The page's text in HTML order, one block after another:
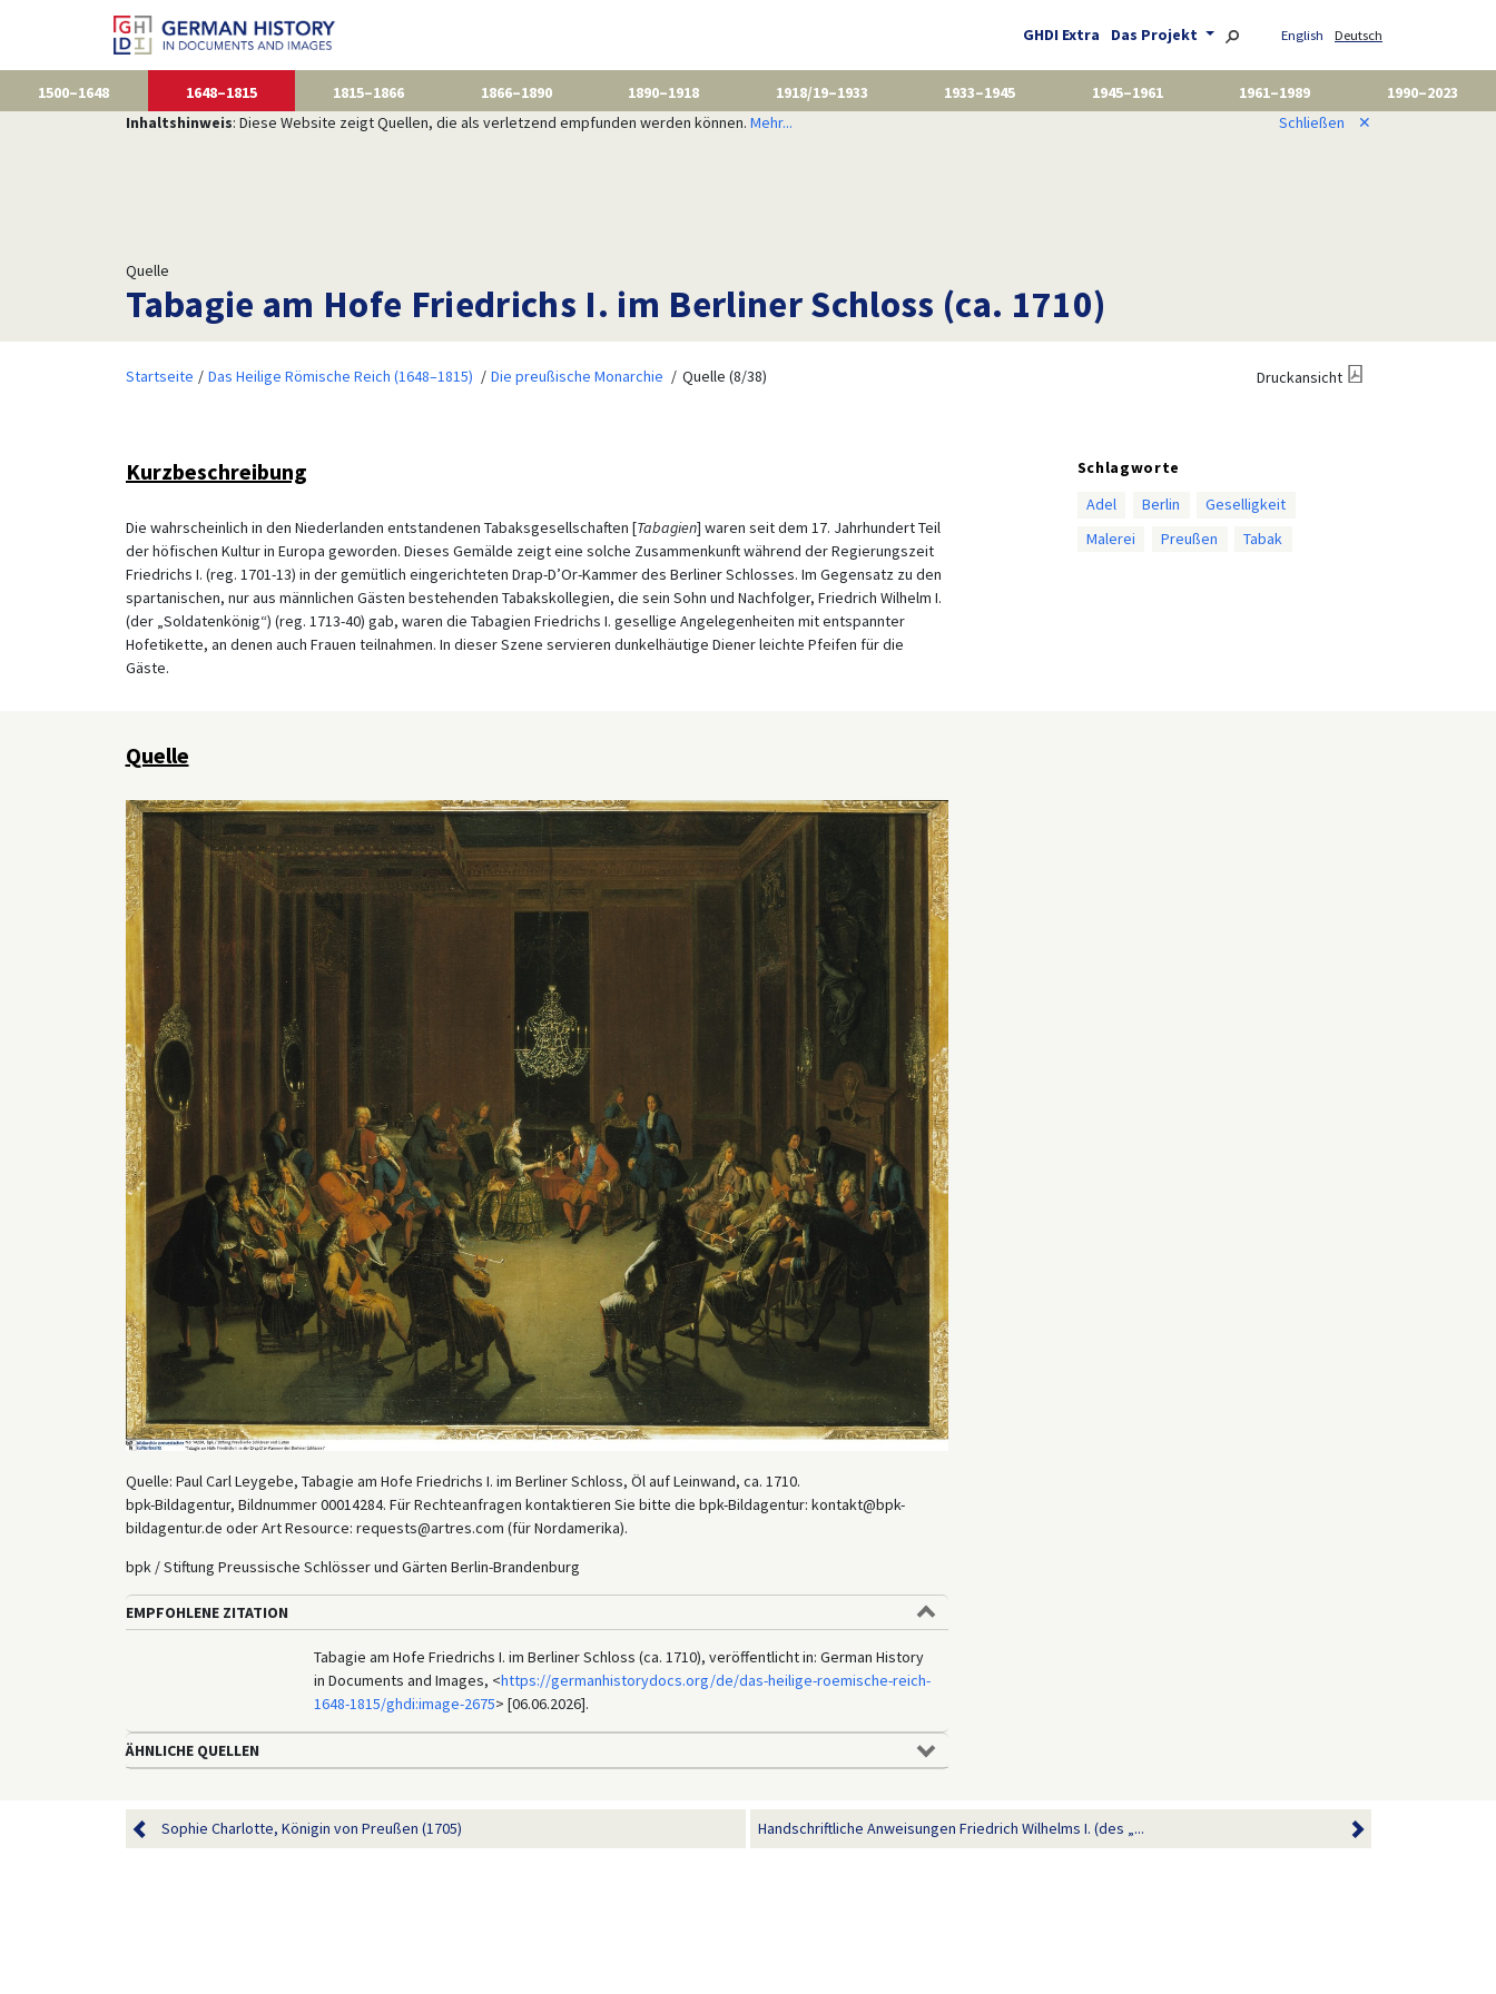
GHDI Extra Das Projekt English Deutsch
1500–1648 1648–1815 1815–1866 1866–1890 1890–1918 1918/19–1933 1933–1945 1945–1961 1961–1989
1990–2023
Inhaltshinweis: Diese Website zeigt Quellen, die als verletzend empfunden werden können. Mehr... Schließen ✕
Quelle
Tabagie am Hofe Friedrichs I. im Berliner Schloss (ca. 1710)
Startseite Das Heilige Römische Reich (1648–1815) Die preußische Monarchie Quelle (8/38) Druckansicht
Kurzbeschreibung
Die wahrscheinlich in den Niederlanden entstandenen Tabaksgesellschaften [Tabagien] waren seit dem 17. Jahrhundert Teil
der höfischen Kultur in Europa geworden. Dieses Gemälde zeigt eine solche Zusammenkunft während der Regierungszeit
Friedrichs I. (reg. 1701-13) in der gemütlich eingerichteten Drap-D’Or-Kammer des Berliner Schlosses. Im Gegensatz zu den
spartanischen, nur aus männlichen Gästen bestehenden Tabakskollegien, die sein Sohn und Nachfolger, Friedrich Wilhelm I.
(der „Soldatenkönig“) (reg. 1713-40) gab, waren die Tabagien Friedrichs I. gesellige Angelegenheiten mit entspannter
Hofetikette, an denen auch Frauen teilnahmen. In dieser Szene servieren dunkelhäutige Diener leichte Pfeifen für die
Gäste.
Schlagworte
Adel
Berlin
Geselligkeit
Malerei
Preußen Tabak
Quelle
Quelle: Paul Carl Leygebe, Tabagie am Hofe Friedrichs I. im Berliner Schloss, Öl auf Leinwand, ca. 1710.
bpk-Bildagentur, Bildnummer 00014284. Für Rechteanfragen kontaktieren Sie bitte die bpk-Bildagentur: kontakt@bpk-
bildagentur.de oder Art Resource: requests@artres.com (für Nordamerika).
bpk / Stiftung Preussische Schlösser und Gärten Berlin-Brandenburg
EMPFOHLENE ZITATION
Tabagie am Hofe Friedrichs I. im Berliner Schloss (ca. 1710), veröffentlicht in: German History
in Documents and Images, <https://germanhistorydocs.org/de/das-heilige-roemische-reich-
1648-1815/ghdi:image-2675> [06.06.2026].
ÄHNLICHE QUELLEN
Sophie Charlotte, Königin von Preußen (1705) Handschriftliche Anweisungen Friedrich Wilhelms I. (des „...